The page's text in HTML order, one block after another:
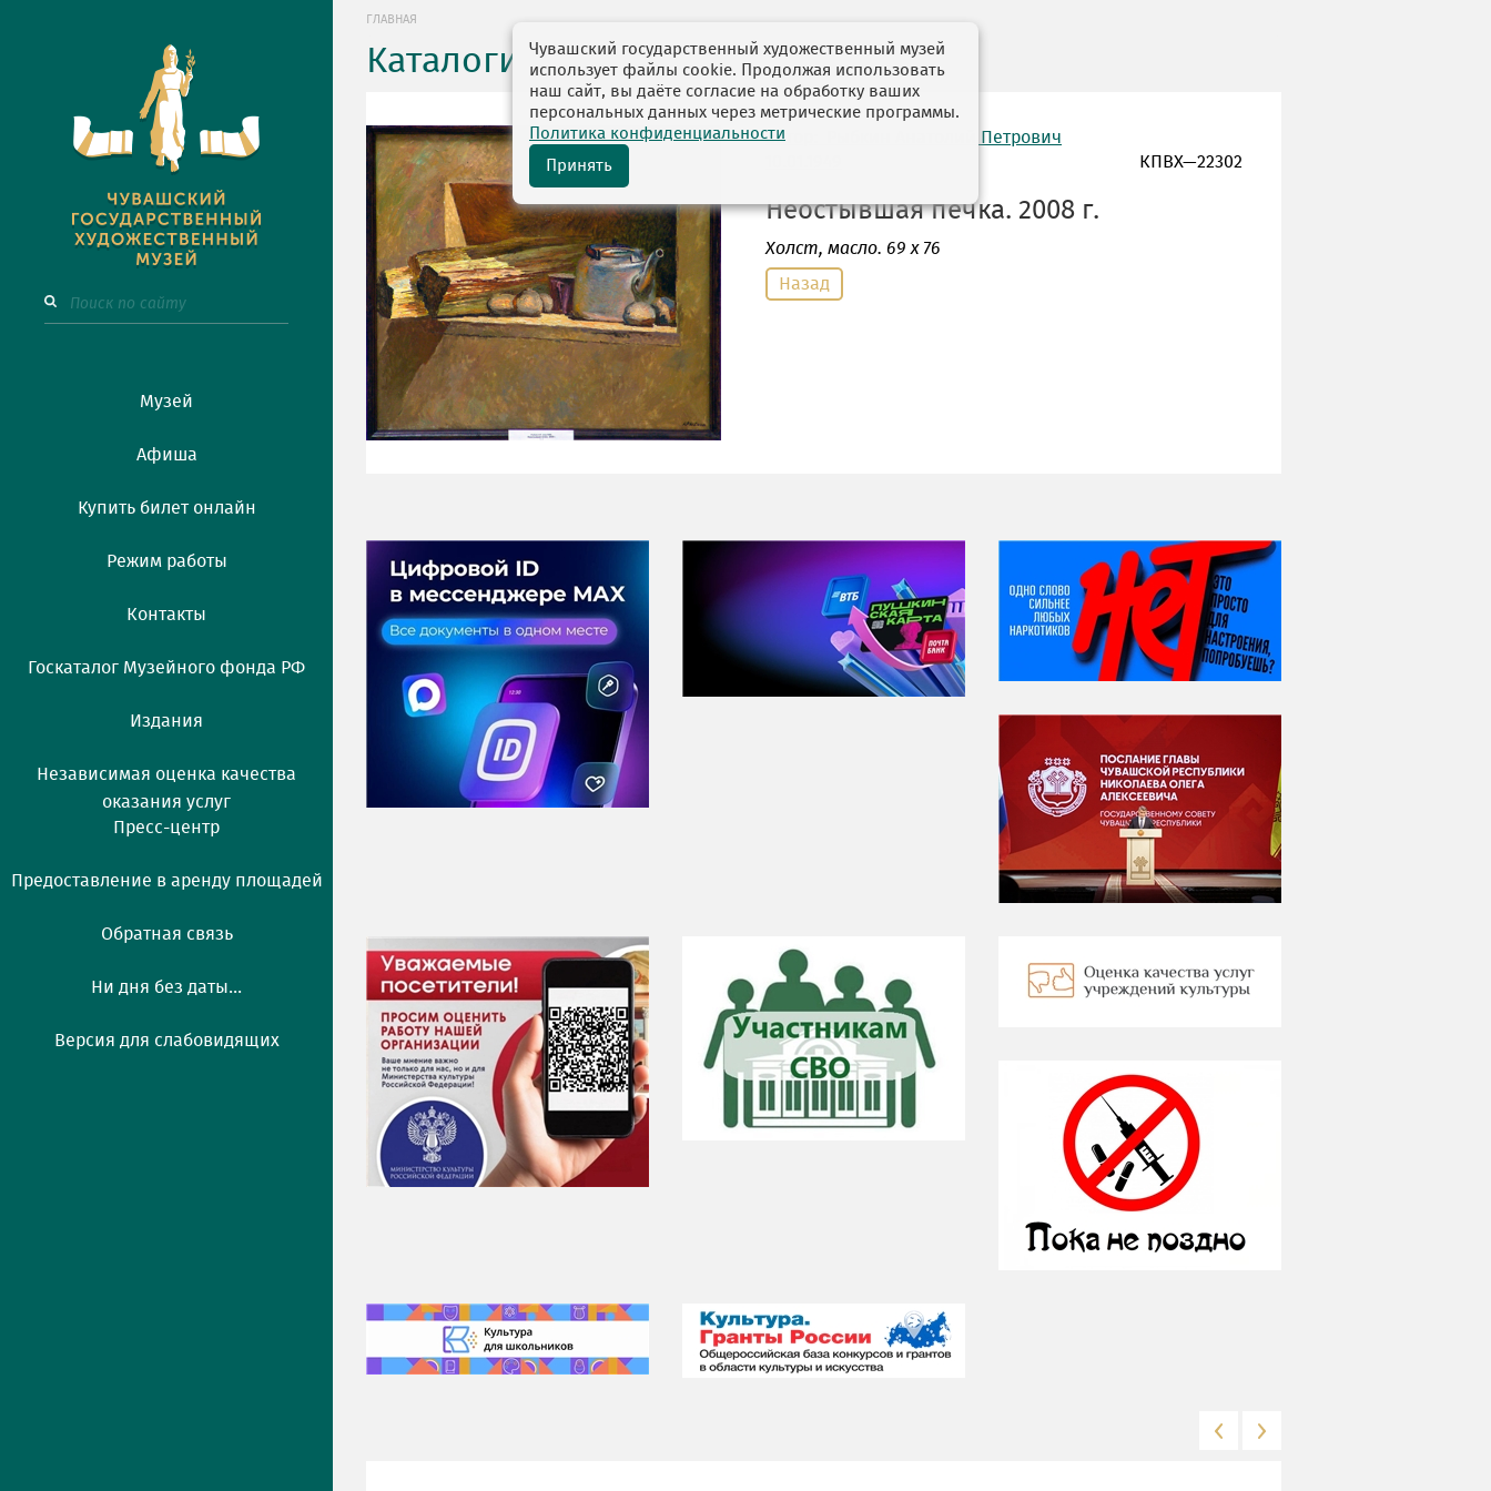
Музей
Афиша
Купить билет онлайн
Режим работы
Контакты
Госкаталог Музейного фонда РФ
Издания
Независимая оценка качества
оказания услуг
Пресс-центр
Предоставление в аренду площадей
Обратная связь
Ни дня без даты...
Версия для слабовидящих
ГЛАВНАЯ
Каталоги выставок
автор: Рыбкин Анатолий Петрович
КПВХ—22302
Неостывшая печка. 2008 г.
Холст, масло. 69 х 76
Назад
Чувашский государственный художественный музей
использует файлы cookie. Продолжая использовать
наш сайт, вы даёте согласие на обработку ваших
персональных данных через метрические программы.
Политика конфиденциальности
Принять